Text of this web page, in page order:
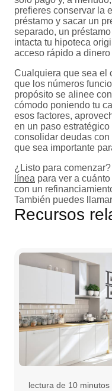
prefieres conservar la
préstamo y sacar un
separado, un
intacta tu hipoteca
acceso rápido a
Cualquiera que sea el
que los números
propósito se alinee
cómodo poniendo tu
esos factores,
en un paso
consolidar deudas
que sea importante
¿Listo para comenzar?
línea para ver a
con un
También puedes
Recursos
lectura de 10 minutos